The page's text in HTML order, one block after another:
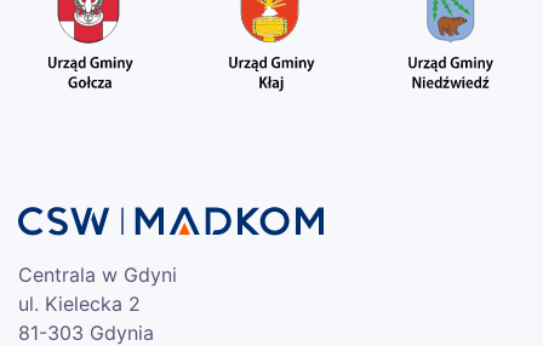
Centrala w Gdyni
ul. Kielecka 2
81-303 Gdynia